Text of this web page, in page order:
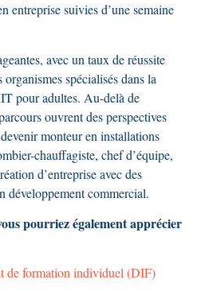
entreprise suivies d’une semaine
avec un taux de réussite
spécialisés dans la
pour adultes. Au-delà de
ouvrent des perspectives
monteur en installations
chauffagiste, chef d’équipe,
d’entreprise avec des
développement commercial.
pourriez également apprécier
de formation individuel (DIF)